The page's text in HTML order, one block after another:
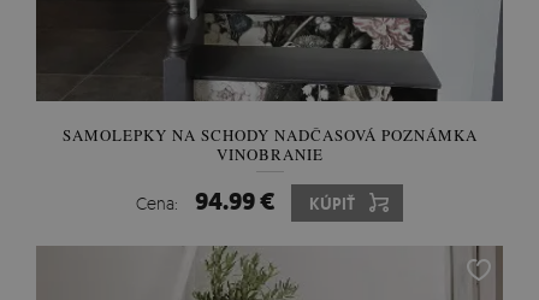
SAMOLEPKY NA SCHODY NADČASOVÁ POZNÁMKA
VINOBRANIE
Cena: 94.99 € KÚPIŤ